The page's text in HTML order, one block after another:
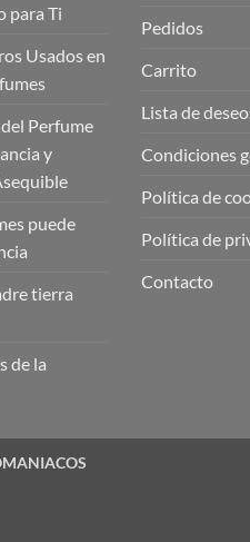
para Ti
Usados en
Perfume
y
puede
tierra
de la
Pedidos
Carrito
Lista de
Condiciones
Política de
Política de
Contacto